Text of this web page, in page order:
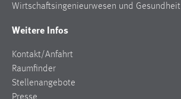
Wirtschaftsingenieurwesen und Gesundheit
Weitere Infos
Kontakt/Anfahrt
Raumfinder
Stellenangebote
Facebook Pixel
Name:
Anbieter: